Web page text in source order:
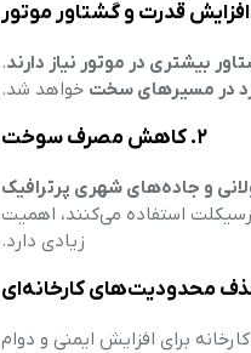
بیشتری در موتور نیاز دارند.
در مسیرهای سخت خواهد شد.
۲. کاهش مصرف سوخت
و جاده‌های شهری پرترافیک
استفاده می‌کنند، اهمیت
زیادی دارد.
برای افزایش ایمنی و دوام